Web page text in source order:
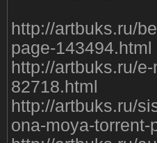
http://artbuks.ru/
page-143494.html
http://artbuks.ru/
82718.html
http://artbuks.ru/
ona-moya-